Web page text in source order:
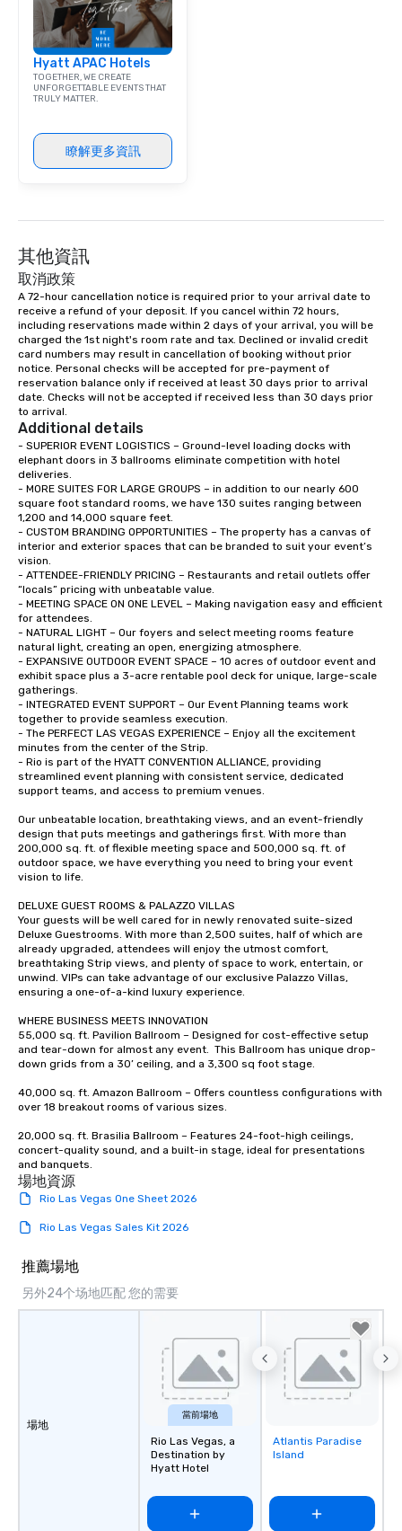
to engage the
right of you. Because
place at multiple
walking in between,
countless
with different people
down at each venue
experiences not only
ways to network, but
Lip Smacking Foodie
experiences can
groups from as few
as 500 guests,
Stress-Free Booking
a tour is stress-free
enjoy the company of
more easily. You’ll
of from the moment
have nothing to worry
remember to submit
allergies for anyone
Feel Like a VIP at
Smacking Foodie
restaurant or being
than desirable table.
everyone is treated
immediate seating
be printed featuring
which can be an
For added ease, we
as well as an event
for groups that
remember. Our one-
are special, from the
last. It’s an
will reminisce about
leave. Location, Location, Location
experience is
restaurants are within
short stroll allows
members a chance
Hyatt APAC Hotels
TOGETHER, WE CREATE
UNFORGETTABLE EVENTS THAT
TRULY MATTER.
瞭解更多資訊
其他資訊
取消政策
A 72-hour cancellation notice is required prior to your arrival date to
receive a refund of your deposit. If you cancel within 72 hours,
including reservations made within 2 days of your arrival, you will be
charged the 1st night's room rate and tax. Declined or invalid credit
card numbers may result in cancellation of booking without prior
notice. Personal checks will be accepted for pre-payment of
reservation balance only if received at least 30 days prior to arrival
date. Checks will not be accepted if received less than 30 days prior
to arrival.
Additional details
- SUPERIOR EVENT LOGISTICS – Ground-level loading docks with
elephant doors in 3 ballrooms eliminate competition with hotel
deliveries.
- MORE SUITES FOR LARGE GROUPS – in addition to our nearly 600
square foot standard rooms, we have 130 suites ranging between
1,200 and 14,000 square feet.
- CUSTOM BRANDING OPPORTUNITIES – The property has a canvas of
interior and exterior spaces that can be branded to suit your event’s
vision.
- ATTENDEE-FRIENDLY PRICING – Restaurants and retail outlets offer
“locals” pricing with unbeatable value.
- MEETING SPACE ON ONE LEVEL – Making navigation easy and efficient
for attendees.
- NATURAL LIGHT – Our foyers and select meeting rooms feature
natural light, creating an open, energizing atmosphere.
- EXPANSIVE OUTDOOR EVENT SPACE – 10 acres of outdoor event and
exhibit space plus a 3-acre rentable pool deck for unique, large-scale
gatherings.
- INTEGRATED EVENT SUPPORT – Our Event Planning teams work
together to provide seamless execution.
- The PERFECT LAS VEGAS EXPERIENCE – Enjoy all the excitement
minutes from the center of the Strip.
- Rio is part of the HYATT CONVENTION ALLIANCE, providing
streamlined event planning with consistent service, dedicated
support teams, and access to premium venues.
Our unbeatable location, breathtaking views, and an event-friendly
design that puts meetings and gatherings first. With more than
200,000 sq. ft. of flexible meeting space and 500,000 sq. ft. of
outdoor space, we have everything you need to bring your event
vision to life.
DELUXE GUEST ROOMS & PALAZZO VILLAS
Your guests will be well cared for in newly renovated suite-sized
Deluxe Guestrooms. With more than 2,500 suites, half of which are
already upgraded, attendees will enjoy the utmost comfort,
breathtaking Strip views, and plenty of space to work, entertain, or
unwind. VIPs can take advantage of our exclusive Palazzo Villas,
ensuring a one-of-a-kind luxury experience.
WHERE BUSINESS MEETS INNOVATION
55,000 sq. ft. Pavilion Ballroom – Designed for cost-effective setup
and tear-down for almost any event.  This Ballroom has unique drop-
down grids from a 30’ ceiling, and a 3,300 sq foot stage.
40,000 sq. ft. Amazon Ballroom – Offers countless configurations with
over 18 breakout rooms of various sizes.
20,000 sq. ft. Brasilia Ballroom – Features 24-foot-high ceilings,
concert-quality sound, and a built-in stage, ideal for presentations
and banquets.
場地資源
Rio Las Vegas One Sheet 2026
Rio Las Vegas Sales Kit 2026
推薦場地
另外24个场地匹配 您的需要
場地
當前場地
Rio Las Vegas, a
Destination by
Hyatt Hotel
Removed from
favorites
Atlantis Paradise
Island